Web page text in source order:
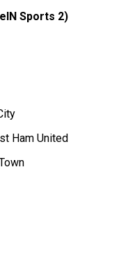
Sports 2)
Ham United